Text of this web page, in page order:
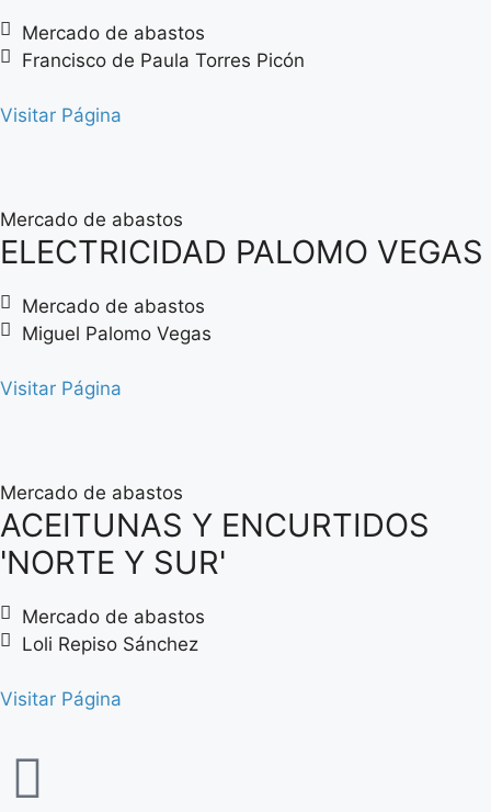
Mercado de abastos
Francisco de Paula Torres Picón
Visitar Página
Mercado de abastos
ELECTRICIDAD PALOMO VEGAS
Mercado de abastos
Miguel Palomo Vegas
Visitar Página
Mercado de abastos
ACEITUNAS Y ENCURTIDOS
'NORTE Y SUR'
Mercado de abastos
Loli Repiso Sánchez
Visitar Página